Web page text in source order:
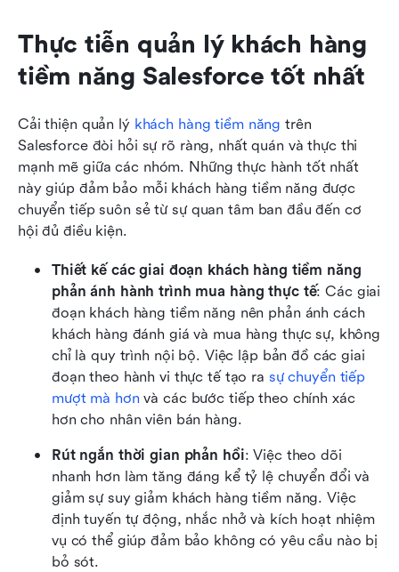
Thực tiễn quản lý khách hàng
tiềm năng Salesforce tốt nhất
Cải thiện quản lý khách hàng tiềm năng trên
Salesforce đòi hỏi sự rõ ràng, nhất quán và thực thi
mạnh mẽ giữa các nhóm. Những thực hành tốt nhất
này giúp đảm bảo mỗi khách hàng tiềm năng được
chuyển tiếp suôn sẻ từ sự quan tâm ban đầu đến cơ
hội đủ điều kiện.
Thiết kế các giai đoạn khách hàng tiềm năng
phản ánh hành trình mua hàng thực tế: Các giai
đoạn khách hàng tiềm năng nên phản ánh cách
khách hàng đánh giá và mua hàng thực sự, không
chỉ là quy trình nội bộ. Việc lập bản đồ các giai
đoạn theo hành vi thực tế tạo ra sự chuyển tiếp
mượt mà hơn và các bước tiếp theo chính xác
hơn cho nhân viên bán hàng.
Rút ngắn thời gian phản hồi: Việc theo dõi
nhanh hơn làm tăng đáng kể tỷ lệ chuyển đổi và
giảm sự suy giảm khách hàng tiềm năng. Việc
định tuyến tự động, nhắc nhở và kích hoạt nhiệm
vụ có thể giúp đảm bảo không có yêu cầu nào bị
bỏ sót.